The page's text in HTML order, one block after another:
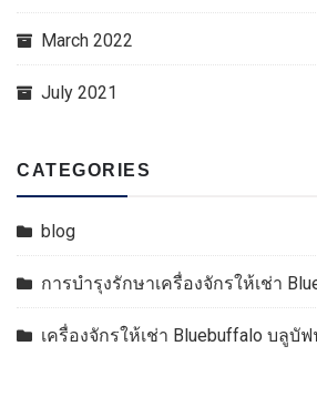
March 2022
July 2021
CATEGORIES
blog
การบำรุงรักษาเครื่องจักรให้เช่า
เครื่องจักรให้เช่า Bluebuffalo บลูบั